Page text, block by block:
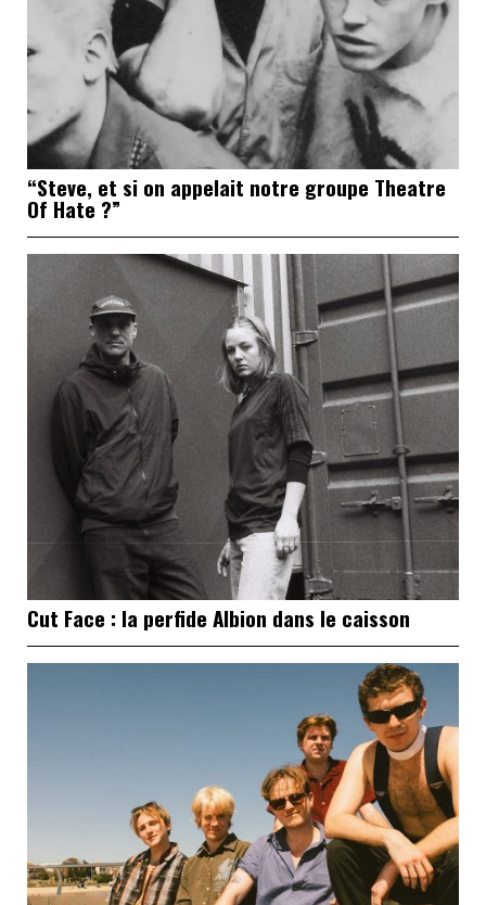
“Steve, et si on appelait notre groupe Theatre
Of Hate ?”
Cut Face : la perfide Albion dans le caisson